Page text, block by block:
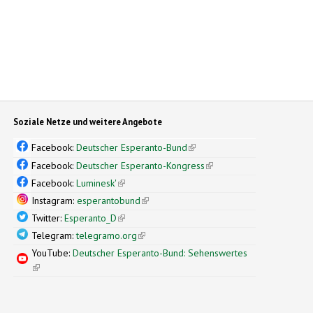
Soziale Netze und weitere Angebote
Facebook:Deutscher Esperanto-Bund(link is external)
Facebook:Deutscher Esperanto-Kongress(link is external)
Facebook:Luminesk'(link is external)
Instagram:esperantobund(link is external)
Twitter:Esperanto_D(link is external)
Telegram:telegramo.org(link is external)
YouTube:Deutscher Esperanto-Bund: Sehenswertes
(link is external)